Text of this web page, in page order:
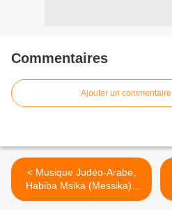
Commentaires
Ajouter un commentaire
< Musique Judéo-Arabe,
Habiba Msika (Messika) -
Ya men yahounnou (1928)